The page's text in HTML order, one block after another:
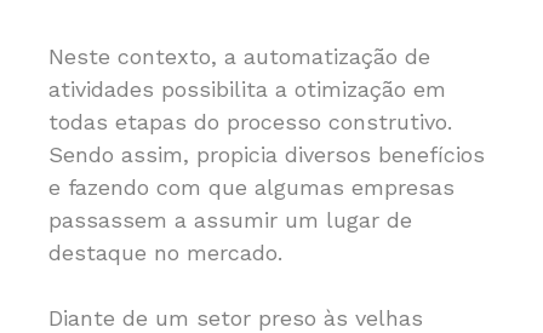
Neste contexto, a automatização de
atividades possibilita a otimização em
todas etapas do processo construtivo.
Sendo assim, propicia diversos benefícios
e fazendo com que algumas empresas
passassem a assumir um lugar de
destaque no mercado.
Diante de um setor preso às velhas